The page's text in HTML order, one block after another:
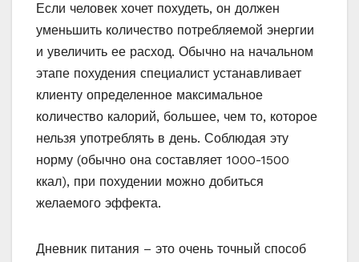
Если человек хочет похудеть, он должен
уменьшить количество потребляемой энергии
и увеличить ее расход. Обычно на начальном
этапе похудения специалист устанавливает
клиенту определенное максимальное
количество калорий, большее, чем то, которое
нельзя употреблять в день. Соблюдая эту
норму (обычно она составляет 1000-1500
ккал), при похудении можно добиться
желаемого эффекта.
Дневник питания – это очень точный способ